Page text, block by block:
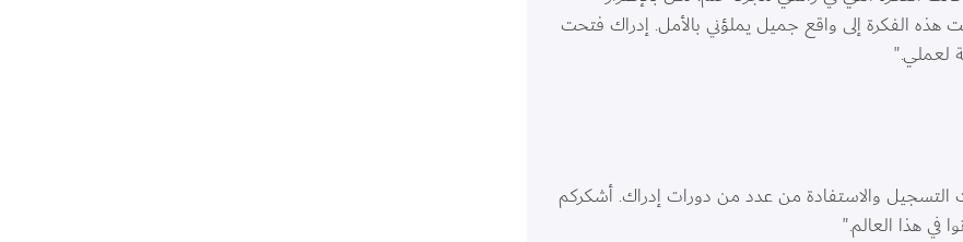
هذه الفكرة إلى واقع جميل يملؤني بالأمل. إدراك فتحت
لعملي."
والاستفادة من عدد من دورات إدراك. أشكركم
في هذا العالم."